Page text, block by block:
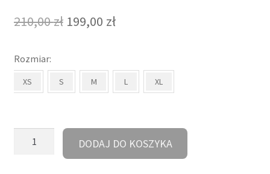
210,00zł Pierwotna
210,00 zł.
199,00 złAktualna
199,00 zł.
Rozmiar:
XS S M L XL
DODAJ DO KOSZYKA